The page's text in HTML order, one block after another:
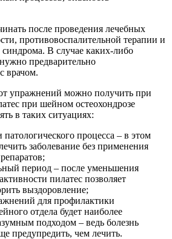
после проведения лечебных
противовоспалительной терапии и
В случае каких-либо
предварительно
врачом.
упражнений можно получить при
при шейном остеохондрозе
в таких ситуациях:
патологического процесса – в этом
заболевание без применения
период – после уменьшения
пилатес позволяет
выздоровление;
для профилактики
отдела будет наиболее
подходом – ведь болезнь
предупредить, чем лечить.